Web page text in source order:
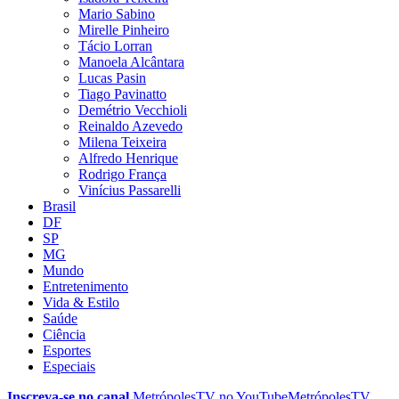
Mario Sabino
Mirelle Pinheiro
Tácio Lorran
Manoela Alcântara
Lucas Pasin
Tiago Pavinatto
Demétrio Vecchioli
Reinaldo Azevedo
Milena Teixeira
Alfredo Henrique
Rodrigo França
Vinícius Passarelli
Brasil
DF
SP
MG
Mundo
Entretenimento
Vida & Estilo
Saúde
Ciência
Esportes
Especiais